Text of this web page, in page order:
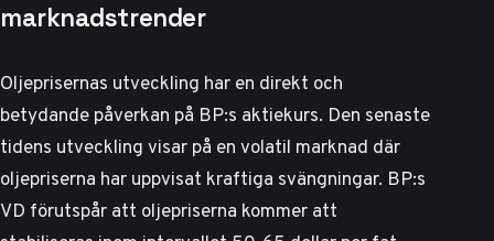
marknadstrender
Oljeprisernas utveckling har en direkt och
betydande påverkan på BP:s aktiekurs. Den senaste
tidens utveckling visar på en volatil marknad där
oljepriserna har uppvisat kraftiga svängningar. BP:s
VD förutspåratt oljepriserna kommer att